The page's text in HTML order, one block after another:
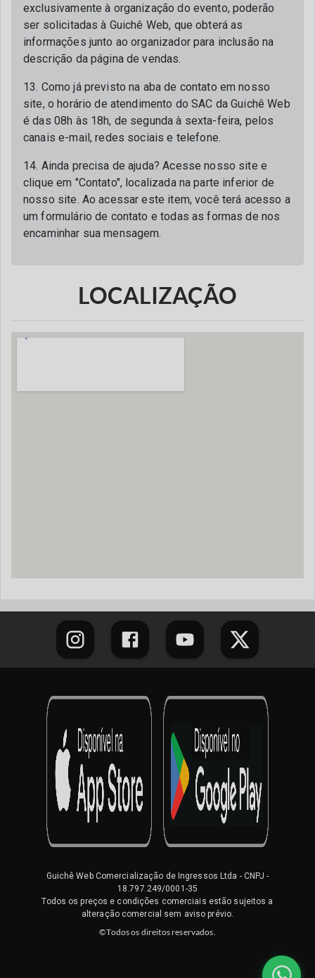
exclusivamente à organização do evento, poderão
ser solicitadas à Guichê Web, que obterá as
informações junto ao organizador para inclusão na
descrição da página de vendas.
13. Como já previsto na aba de contato em nosso
site, o horário de atendimento do SAC da Guichê Web
é das 08h às 18h, de segunda à sexta-feira, pelos
canais e-mail, redes sociais e telefone.
14. Ainda precisa de ajuda? Acesse nosso site e
clique em "Contato", localizada na parte inferior de
nosso site. Ao acessar este item, você terá acesso a
um formulário de contato e todas as formas de nos
encaminhar sua mensagem.
LOCALIZAÇÃO
Guichê Web Comercialização de Ingressos Ltda - CNPJ -
18.797.249/0001-35
Todos os preços e condições comerciais estão sujeitos a
alteração comercial sem aviso prévio.
©Todos os direitos reservados.